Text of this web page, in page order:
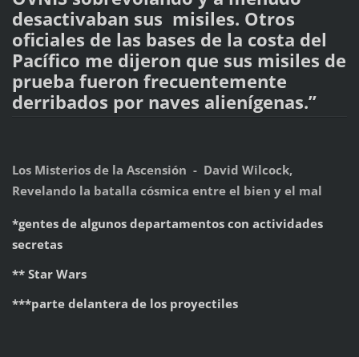
desactivaban sus misiles. Otros
oficiales de las bases de la costa del
Pacífico me dijeron que sus misiles de
prueba fueron frecuentemente
derribados por naves alienígenas.”
Los Misterios de la Ascensión - David Wilcock,
Revelando la batalla cósmica entre el bien y el mal
*gentes de algunos departamentos con actividades
secretas
** Star Wars
***parte delantera de los proyectiles